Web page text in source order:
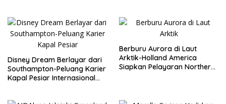
Disney Dream Berlayar dari
Southampton-Peluang Karier
Kapal Pesiar Internasional
Berburu Aurora di Laut
Arktik-Holland America
Siapkan Pelayaran Northern